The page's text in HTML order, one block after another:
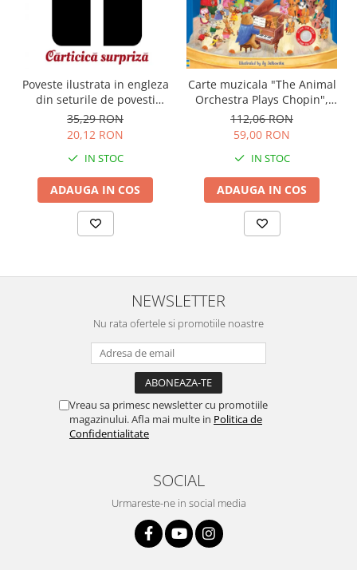
Poveste ilustrata in engleza
din seturile de povesti
Usborne
35,29 RON
20,12 RON
IN STOC
ADAUGA IN COS
Carte muzicala "The Animal
Orchestra Plays Chopin",
cartonata, Usborne
112,06 RON
59,00 RON
IN STOC
ADAUGA IN COS
NEWSLETTER
Nu rata ofertele si promotiile noastre
Vreau sa primesc newsletter cu promotiile
magazinului. Afla mai multe in Politica de
Confidentialitate
SOCIAL
Urmareste-ne in social media